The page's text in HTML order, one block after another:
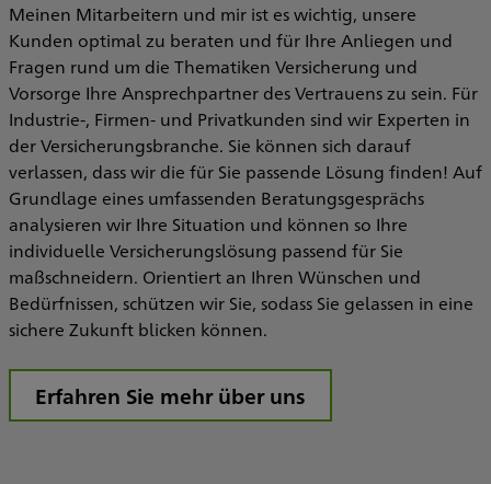
Meinen Mitarbeitern und mir ist es wichtig, unsere
Kunden optimal zu beraten und für Ihre Anliegen und
Fragen rund um die Thematiken Versicherung und
Vorsorge Ihre Ansprechpartner des Vertrauens zu sein. Für
Industrie-, Firmen- und Privatkunden sind wir Experten in
der Versicherungsbranche. Sie können sich darauf
verlassen, dass wir die für Sie passende Lösung finden! Auf
Grundlage eines umfassenden Beratungsgesprächs
analysieren wir Ihre Situation und können so Ihre
individuelle Versicherungslösung passend für Sie
maßschneidern. Orientiert an Ihren Wünschen und
Bedürfnissen, schützen wir Sie, sodass Sie gelassen in eine
sichere Zukunft blicken können.
Erfahren Sie mehr über uns